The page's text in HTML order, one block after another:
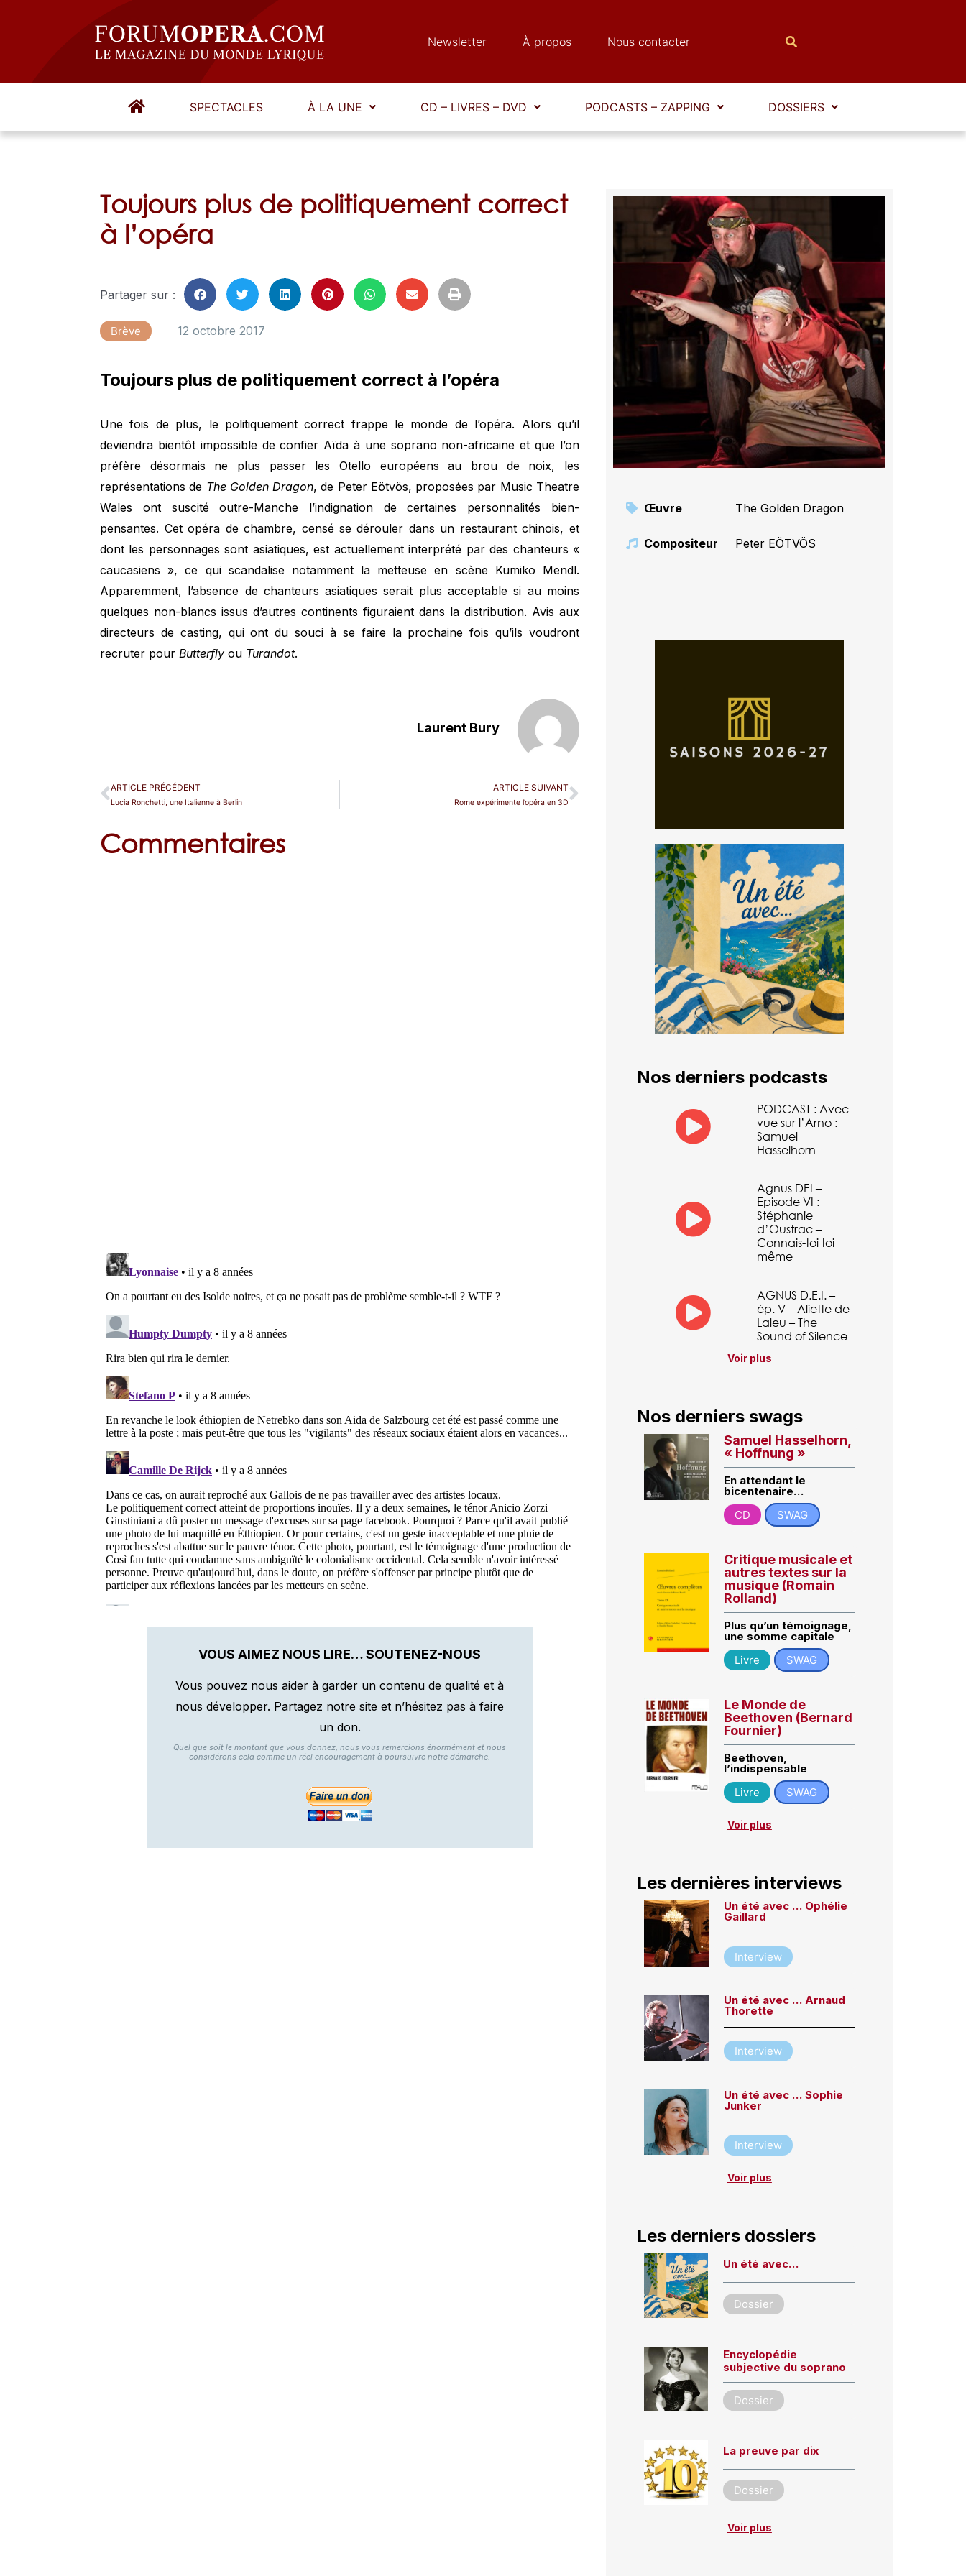
Newsletter À propos Nous contacter
SPECTACLES À LA UNE CD – LIVRES – DVD PODCASTS – ZAPPING DOSSIERS
Toujours plus de politiquement correct
à l’opéra
Partager sur :
Brève 12 octobre 2017
Toujours plus de politiquement correct à l’opéra
Une fois de plus, le politiquement correct frappe le monde de l’opéra. Alors qu’il
deviendra bientôt impossible de confier Aïda à une soprano non-africaine et que l’on
préfère désormais ne plus passer les Otello européens au brou de noix, les
représentations de The Golden Dragon, de Peter Eötvös, proposées par Music Theatre
Wales ont suscité outre-Manche l’indignation de certaines personnalités bien-
pensantes. Cet opéra de chambre, censé se dérouler dans un restaurant chinois, et
dont les personnages sont asiatiques, est actuellement interprété par des chanteurs «
caucasiens », ce qui scandalise notamment la metteuse en scène Kumiko Mendl.
Apparemment, l’absence de chanteurs asiatiques serait plus acceptable si au moins
quelques non-blancs issus d’autres continents figuraient dans la distribution. Avis aux
directeurs de casting, qui ont du souci à se faire la prochaine fois qu’ils voudront
recruter pourButterfly ou Turandot.
Laurent Bury
ARTICLE PRÉCÉDENT
Lucia Ronchetti, une Italienne à Berlin
ARTICLE SUIVANT
Rome expérimente l’opéra en 3D
Commentaires
VOUS AIMEZ NOUS LIRE… SOUTENEZ-NOUS
Vous pouvez nous aider à garder un contenu de qualité et à
nous développer. Partagez notre site et n’hésitez pas à faire
un don.
Quel que soit le montant que vous donnez, nous vous remercions énormément et nous
considérons cela comme un réel encouragement à poursuivre notre démarche.
Œuvre The Golden Dragon
Compositeur Peter EÖTVÖS
Nos derniers podcasts
PODCAST : Avec
vue sur l’Arno :
Samuel
Hasselhorn
Agnus DEI –
Episode VI :
Stéphanie
d’Oustrac –
Connais-toi toi
même
AGNUS D.E.I. –
ép. V – Aliette de
Laleu – The
Sound of Silence
Voir plus
Nos derniers swags
Samuel Hasselhorn,
« Hoffnung »
En attendant le
bicentenaire…
CD
SWAG
Critique musicale et
autres textes sur la
musique (Romain
Rolland)
Plus qu’un témoignage,
une somme capitale
Livre
SWAG
Le Monde de
Beethoven (Bernard
Fournier)
Beethoven,
l’indispensable
Livre
SWAG
Voir plus
Les dernières interviews
Un été avec … Ophélie
Gaillard
Interview
Un été avec … Arnaud
Thorette
Interview
Un été avec … Sophie
Junker
Interview
Voir plus
Les derniers dossiers
Un été avec…
Dossier
Encyclopédie
subjective du soprano
Dossier
La preuve par dix
Dossier
Voir plus